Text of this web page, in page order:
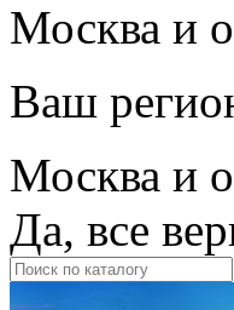
Москва и
Ваш
Москва и
Да, все